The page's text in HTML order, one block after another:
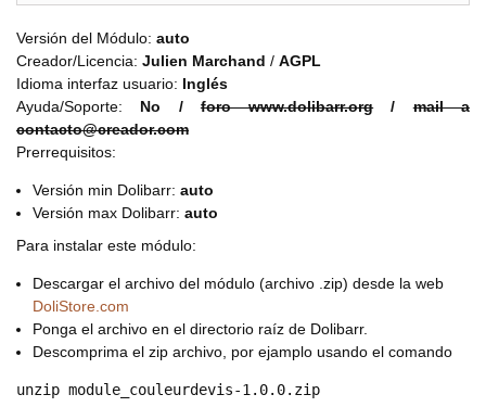
Versión del Módulo: auto
Creador/Licencia: Julien Marchand / AGPL
Idioma interfaz usuario: Inglés
Ayuda/Soporte: No /foro www.dolibarr.org/mail a
contacto@creador.com
Prerrequisitos:
Versión min Dolibarr: auto
Versión max Dolibarr: auto
Para instalar este módulo:
Descargar el archivo del módulo (archivo .zip) desde la web
DoliStore.com
Ponga el archivo en el directorio raíz de Dolibarr.
Descomprima el zip archivo, por ejamplo usando el comando
unzip module_couleurdevis-1.0.0.zip